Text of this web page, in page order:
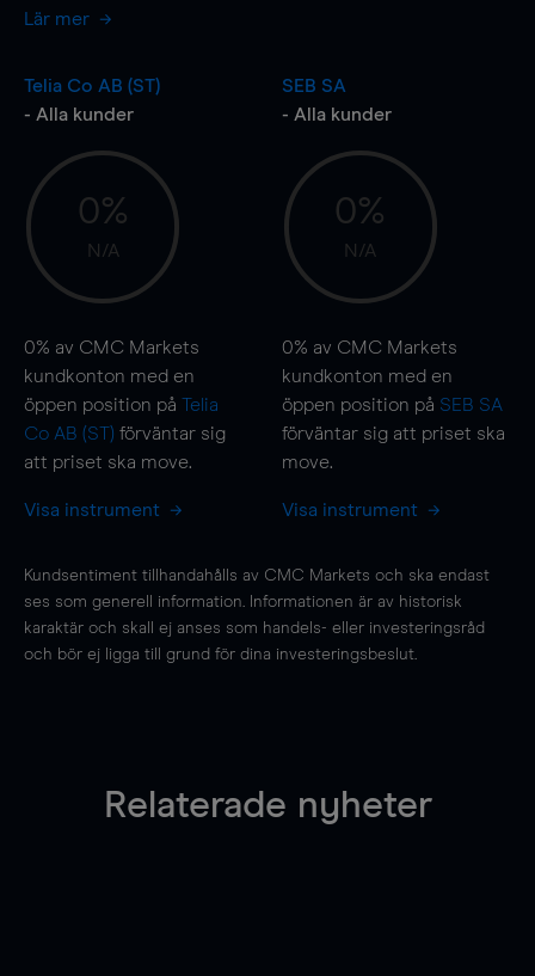
Lär mer
Telia Co AB (ST)
- Alla kunder
0%
N/A
0% av CMC Markets
kundkonton med en
öppen position på Telia
Co AB (ST) förväntar sig
att priset ska move.
Visa instrument
SEB SA
- Alla kunder
0%
N/A
0% av CMC Markets
kundkonton med en
öppen position på SEB SA
förväntar sig att priset ska
move.
Visa instrument
Kundsentiment tillhandahålls av CMC Markets och ska endast
ses som generell information. Informationen är av historisk
karaktär och skall ej anses som handels- eller investeringsråd
och bör ej ligga till grund för dina investeringsbeslut.
Relaterade nyheter